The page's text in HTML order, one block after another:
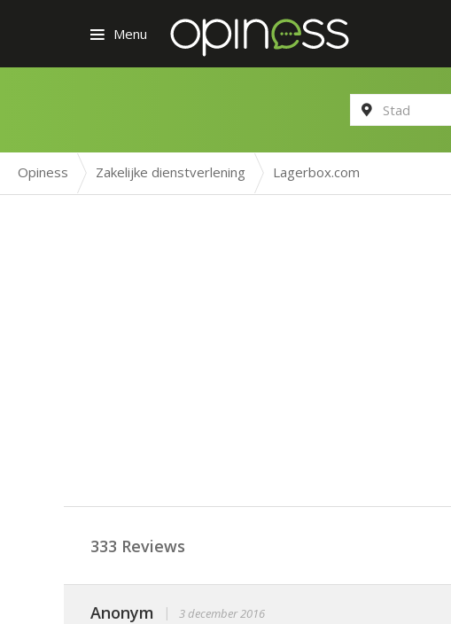
Menu
Opiness Zakelijke dienstverlening Lagerbox.com
333 Reviews
Anonym | 3 december 2016